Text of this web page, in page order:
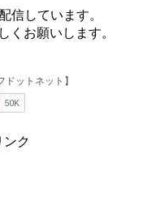
信しています。
くお願いします。
ンク